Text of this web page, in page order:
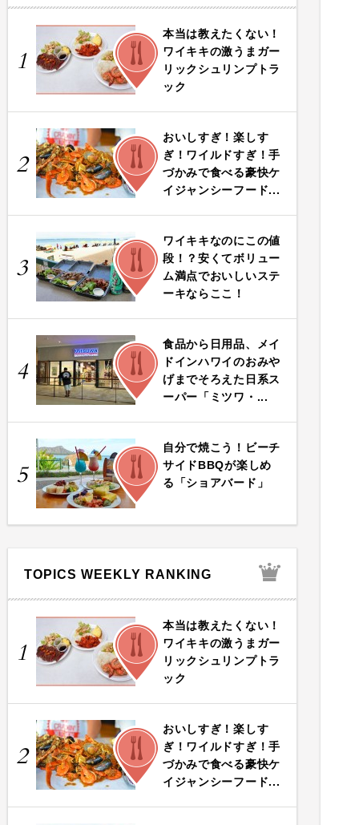
1
FOOD
本当は教えたくない！
ワイキキの激うまガー
リックシュリンプトラ
ック
2
FOOD
おいしすぎ！楽しす
ぎ！ワイルドすぎ！手
づかみで食べる豪快ケ
イジャンシーフード...
3
FOOD
ワイキキなのにこの値
段！？安くてボリュー
ム満点でおいしいステ
ーキならここ！
4
FOOD
食品から日用品、メイ
ドインハワイのおみや
げまでそろえた日系ス
ーパー「ミツワ・...
5
FOOD
自分で焼こう！ビーチ
サイドBBQが楽しめ
る「ショアバード」
TOPICS WEEKLY RANKING
1
FOOD
本当は教えたくない！
ワイキキの激うまガー
リックシュリンプトラ
ック
2
FOOD
おいしすぎ！楽しす
ぎ！ワイルドすぎ！手
づかみで食べる豪快ケ
イジャンシーフード...